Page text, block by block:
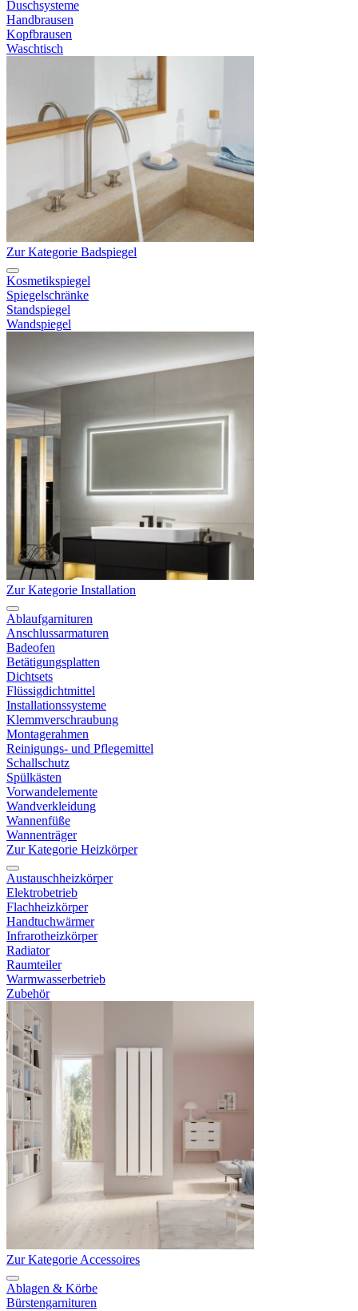
Duschsysteme
Handbrausen
Kopfbrausen
Waschtisch
Zur Kategorie Badspiegel
Kosmetikspiegel
Spiegelschränke
Standspiegel
Wandspiegel
Zur Kategorie Installation
Ablaufgarnituren
Anschlussarmaturen
Badeofen
Betätigungsplatten
Dichtsets
Flüssigdichtmittel
Installationssysteme
Klemmverschraubung
Montagerahmen
Reinigungs- und Pflegemittel
Schallschutz
Spülkästen
Vorwandelemente
Wandverkleidung
Wannenfüße
Wannenträger
Zur Kategorie Heizkörper
Austauschheizkörper
Elektrobetrieb
Flachheizkörper
Handtuchwärmer
Infrarotheizkörper
Radiator
Raumteiler
Warmwasserbetrieb
Zubehör
Zur Kategorie Accessoires
Ablagen & Körbe
Bürstengarnituren